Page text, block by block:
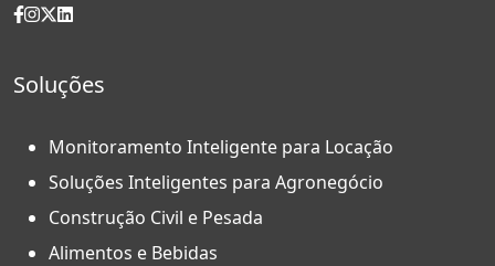
Soluções
Monitoramento Inteligente para Locação
Soluções Inteligentes para Agronegócio
Construção Civil e Pesada
Alimentos e Bebidas